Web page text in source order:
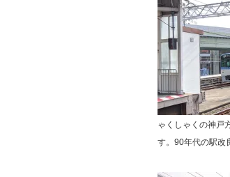
ゃくしゃくの神戸
す。90年代の駅改